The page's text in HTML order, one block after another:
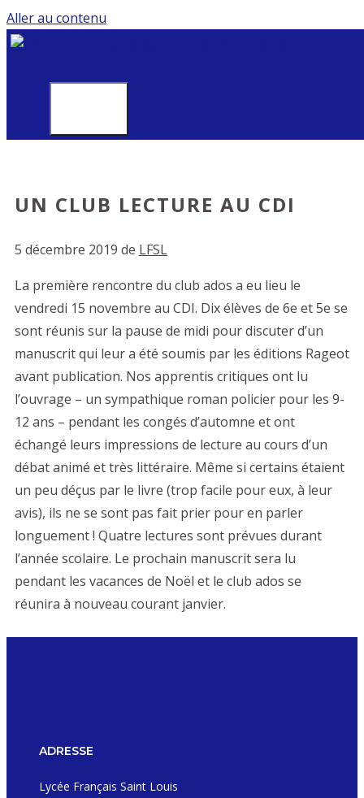
Aller au contenu
UN CLUB LECTURE AU CDI
5 décembre 2019 de LFSL
La première rencontre du club ados a eu lieu le
vendredi 15 novembre au CDI. Dix élèves de 6e et 5e se
sont réunis sur la pause de midi pour discuter d’un
manuscrit qui leur a été soumis par les éditions Rageot
avant publication. Nos apprentis critiques ont lu
l’ouvrage – un sympathique roman policier pour les 9-
12 ans – pendant les congés d’automne et ont
échangé leurs impressions de lecture au cours d’un
débat animé et très littéraire. Même si certains étaient
un peu déçus par le livre (trop facile pour eux, à leur
avis), ils ne se sont pas fait prier pour en parler
longuement ! Quatre lectures sont prévues durant
l’année scolaire. Le prochain manuscrit sera lu
pendant les vacances de Noël et le club ados se
réunira à nouveau courant janvier.
ADRESSE
Lycée Français Saint Louis